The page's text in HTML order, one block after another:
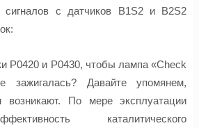
сигналов с датчиков B1S2 и B2S2
P0420 и P0430, чтобы лампа «Check
зажигалась? Давайте упомянем,
По мере эксплуатации
каталитического